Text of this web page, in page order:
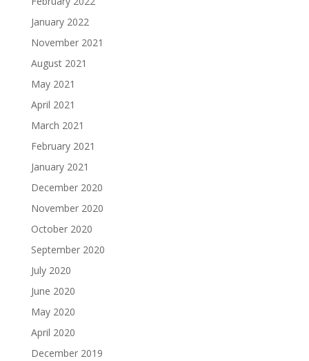
January 2022
November 2021
August 2021
May 2021
April 2021
March 2021
February 2021
January 2021
December 2020
November 2020
October 2020
September 2020
July 2020
June 2020
May 2020
April 2020
December 2019